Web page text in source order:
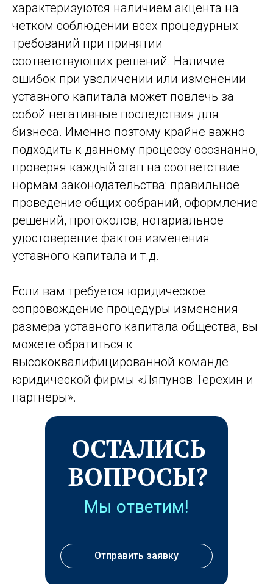
характеризуются наличием акцента на
четком соблюдении всех процедурных
требований при принятии
соответствующих решений. Наличие
ошибок при увеличении или изменении
уставного капитала может повлечь за
собой негативные последствия для
бизнеса. Именно поэтому крайне важно
подходить к данному процессу осознанно,
проверяя каждый этап на соответствие
нормам законодательства: правильное
проведение общих собраний, оформление
решений, протоколов, нотариальное
удостоверение фактов изменения
уставного капитала и т.д.
Если вам требуется юридическое
сопровождение процедуры изменения
размера уставного капитала общества, вы
можете обратиться к
высококвалифицированной команде
юридической фирмы «Ляпунов Терехин и
партнеры».
ОСТАЛИСЬ
ВОПРОСЫ?
Мы ответим!
Отправить заявку